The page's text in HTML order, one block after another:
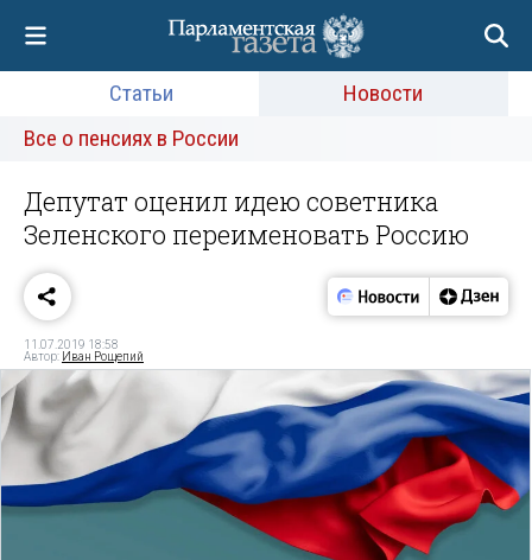
Статьи
Новости
Все о пенсиях в России
Депутат оценил идею советника
Зеленского переименовать Россию
11.07.2019 18:58
Автор: Иван Рощепий